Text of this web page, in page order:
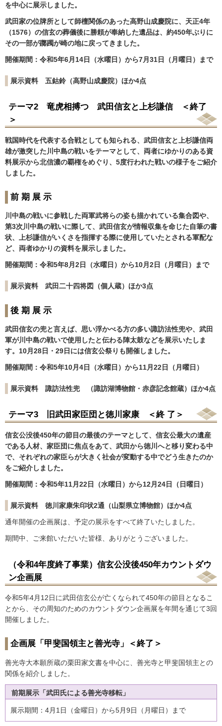
を中心に展示しました。
武田家の位牌所として師檀関係のあった高野山成慶院に、天正4年
（1576）の信玄の葬儀後に勝頼が奉納した遺品は、約450年ぶりに
その一部が躑躅が崎の地に戻ってきました。
開催期間：令和5年6月14日（水曜日）から7月31日（月曜日）まで
展示資料 五鈷鈴（高野山成慶院）ほか4点
テーマ2 竜虎相搏つ 武田信玄と上杉謙信 ＜終了
＞
戦国時代を代表する合戦としても知られる、武田信玄と上杉謙信両
雄が激突した川中島の戦いをテーマとして、両者にゆかりのある資
料展示から北信濃の覇権をめぐり、5度行われた戦いの様子をご紹介
しました。
前 期 展 示
川中島の戦いに参戦した両軍武将らの姿も描かれている集合図や、
第3次川中島の戦いに際して、武田信玄が情報収集を命じた自筆の書
状、上杉謙信がいくさを指揮する際に使用していたとされる軍配な
ど、両者ゆかりの資料を展示しました。
開催期間：令和5年8月2日（水曜日）から10月2日（月曜日）まで
展示資料 武田二十四将図（個人蔵）ほか3点
後 期 展 示
武田信玄の兜と言えば、思い浮かべる方の多い諏訪法性兜や、武田
軍が川中島の戦いで使用したと伝わる陣太鼓などを展示いたしま
す。10月28日・29日には信玄公祭りも開催しました。
開催期間：令和5年10月4日（水曜日）から11月22日（月曜日）
展示資料 諏訪法性兜 （諏訪湖博物館・赤彦記念館蔵）ほか4点
テーマ3 旧武田家臣団と徳川家康 ＜終 了＞
信玄公没後450年の節目の最後のテーマとして、信玄公最大の遺産
である人材、家臣団に焦点をあて、武田から徳川へと移り変わる中
で、それぞれの家臣らが大きく社会が変動する中でどう生きたのか
をご紹介しました。
開催期間：令和5年11月22日（水曜日）から12月24日（日曜日）
展示資料 徳川家康朱印状2通（山梨県立博物館）ほか4点
通年開催の企画展は、予定の展示をすべて終了いたしました。
期間中、ご来館いただいた皆様、ありがとうございました。
（令和4年度終了事業）信玄公没後450年カウントダウ
ン企画展
令和5年4月12日に武田信玄公が亡くなられて450年の節目となるこ
とから、その周知のためのカウントダウン企画展を年間を通じて3回
開催しました。
企画展「甲斐国領主と善光寺」＜終了＞
善光寺大本願所蔵の栗田家文書を中心に、善光寺と甲斐国領主との
関係を紹介しました。
前期展示「武田氏による善光寺移転」
展示期間：4月1日（金曜日）から5月9日（月曜日）まで